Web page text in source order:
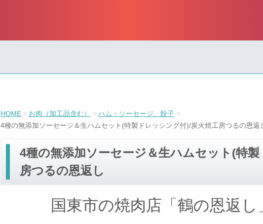
HOME お肉（加工品含む）
ハム・ソーセージ、餃子
4種の無添加ソーセージ＆生ハムセット(特製ドレッシング付)/炭火焼工房つるの恩返
4種の無添加ソーセージ＆生ハムセット(特
房つるの恩返し
国東市の焼肉店「鶴の恩返し